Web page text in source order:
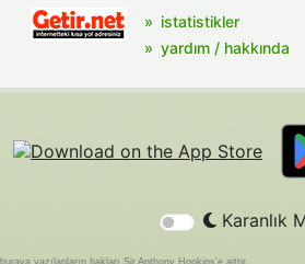
istatistikler
yardım / hakkında
Karanlık
buraya yazılanların hakları Sir Anthony Hopkins'e aittir.